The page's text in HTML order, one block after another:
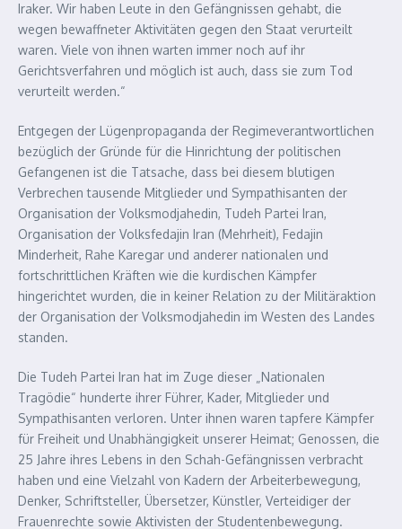
Iraker. Wir haben Leute in den Gefängnissen gehabt, die
wegen bewaffneter Aktivitäten gegen den Staat verurteilt
waren. Viele von ihnen warten immer noch auf ihr
Gerichtsverfahren und möglich ist auch, dass sie zum Tod
verurteilt werden.“
Entgegen der Lügenpropaganda der Regimeverantwortlichen
bezüglich der Gründe für die Hinrichtung der politischen
Gefangenen ist die Tatsache, dass bei diesem blutigen
Verbrechen tausende Mitglieder und Sympathisanten der
Organisation der Volksmodjahedin, Tudeh Partei Iran,
Organisation der Volksfedajin Iran (Mehrheit), Fedajin
Minderheit, Rahe Karegar und anderer nationalen und
fortschrittlichen Kräften wie die kurdischen Kämpfer
hingerichtet wurden, die in keiner Relation zu der Militäraktion
der Organisation der Volksmodjahedin im Westen des Landes
standen.
Die Tudeh Partei Iran hat im Zuge dieser „Nationalen
Tragödie“ hunderte ihrer Führer, Kader, Mitglieder und
Sympathisanten verloren. Unter ihnen waren tapfere Kämpfer
für Freiheit und Unabhängigkeit unserer Heimat; Genossen, die
25 Jahre ihres Lebens in den Schah-Gefängnissen verbracht
haben und eine Vielzahl von Kadern der Arbeiterbewegung,
Denker, Schriftsteller, Übersetzer, Künstler, Verteidiger der
Frauenrechte sowie Aktivisten der Studentenbewegung.